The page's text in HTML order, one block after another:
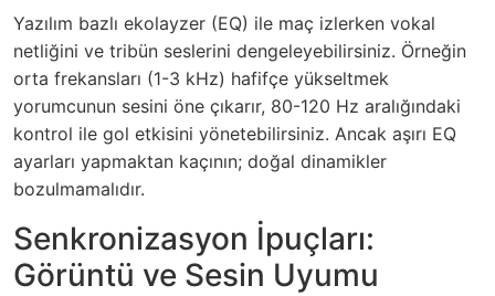
Yazılım bazlı ekolayzer (EQ) ile maç izlerken vokal
netliğini ve tribün seslerini dengeleyebilirsiniz. Örneğin
orta frekansları (1-3 kHz) hafifçe yükseltmek
yorumcunun sesini öne çıkarır, 80-120 Hz aralığındaki
kontrol ile gol etkisini yönetebilirsiniz. Ancak aşırı EQ
ayarları yapmaktan kaçının; doğal dinamikler
bozulmamalıdır.
Senkronizasyon İpuçları:
Görüntü ve Sesin Uyumu